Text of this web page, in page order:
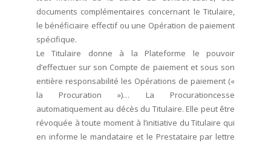
documents complémentaires concernant le Titulaire,
le bénéficiaire effectif ou une Opération de paiement
spécifique.
Le Titulaire donne à la Plateforme le pouvoir
d’effectuer sur son Compte de paiement et sous son
entière responsabilité les Opérations de paiement («
la Procuration »)… La Procurationcesse
automatiquement au décès du Titulaire. Elle peut être
révoquée à toute moment à l’initiative du Titulaire qui
en informe le mandataire et le Prestataire par lettre